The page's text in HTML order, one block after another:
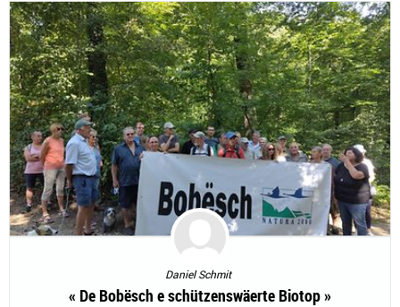
Daniel Schmit
« De Bobësch e schützenswäerte Biotop »